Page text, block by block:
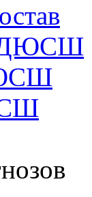
ДЮСШ